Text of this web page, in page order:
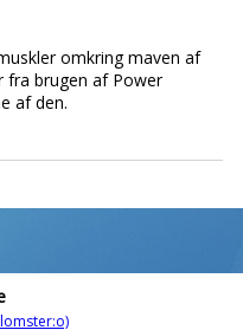
omkring maven af
fra brugen af Power
af den.